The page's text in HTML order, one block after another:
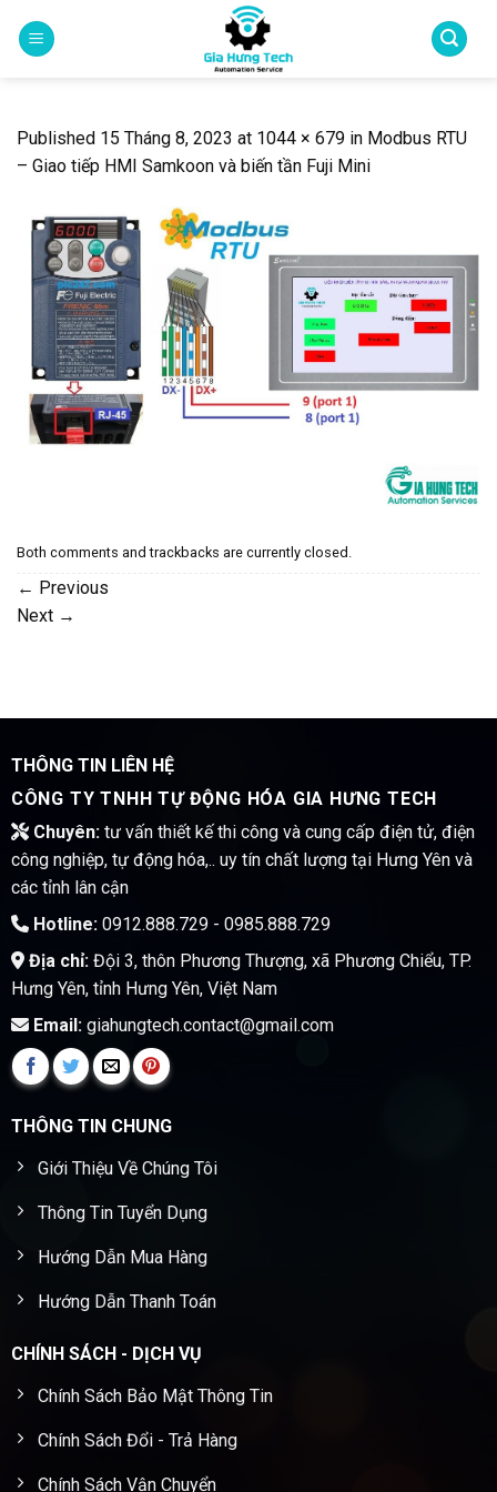
Published 15 Tháng 8, 2023 at 1044 × 679 in Modbus RTU
– Giao tiếp HMI Samkoon và biến tần Fuji Mini
Both comments and trackbacks are currently closed.
← Previous
Next →
THÔNG TIN LIÊN HỆ
CÔNG TY TNHH TỰ ĐỘNG HÓA GIA HƯNG TECH
Chuyên:tư vấn thiết kế thi công và cung cấp điện tử, điện
công nghiệp, tự động hóa,.. uy tín chất lượng tại Hưng Yên và
các tỉnh lân cận
Hotline:0912.888.729 - 0985.888.729
Địa chỉ:Đội 3, thôn Phương Thượng, xã Phương Chiểu, TP.
Hưng Yên, tỉnh Hưng Yên, Việt Nam
Email:giahungtech.contact@gmail.com
THÔNG TIN CHUNG
Giới Thiệu Về Chúng Tôi
Thông Tin Tuyển Dụng
Hướng Dẫn Mua Hàng
Hướng Dẫn Thanh Toán
CHÍNH SÁCH - DỊCH VỤ
Chính Sách Bảo Mật Thông Tin
Chính Sách Đổi - Trả Hàng
Chính Sách Vận Chuyển